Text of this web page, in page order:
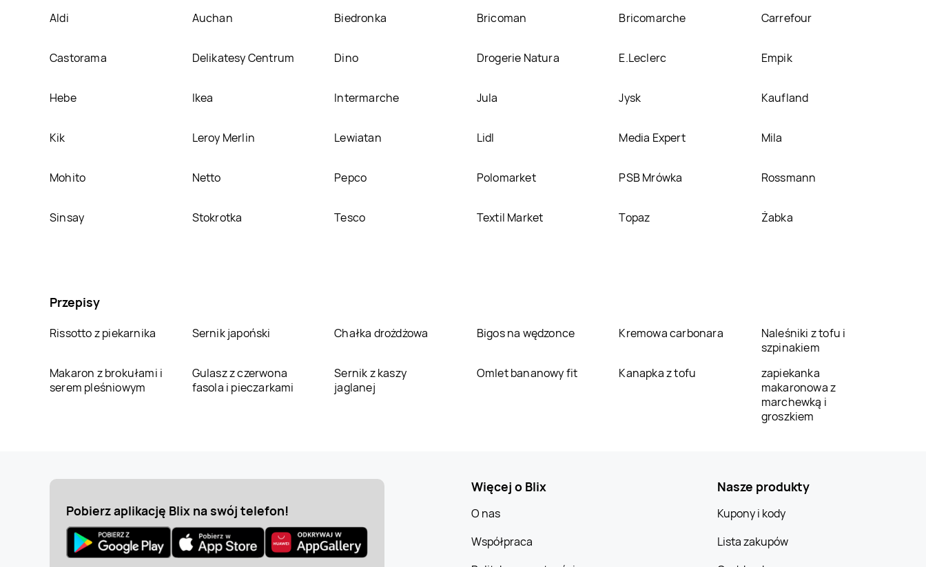
Aldi Auchan Biedronka Bricoman Bricomarche Carrefour
Castorama Delikatesy Centrum Dino Drogerie Natura E.Leclerc Empik
Hebe Ikea Intermarche Jula Jysk Kaufland
Kik Leroy Merlin Lewiatan Lidl Media Expert Mila
Mohito Netto Pepco Polomarket PSB Mrówka Rossmann
Sinsay Stokrotka Tesco Textil Market Topaz Żabka
Przepisy
Rissotto z piekarnika Sernik japoński Chałka drożdżowa Bigos na wędzonce Kremowa carbonara
Naleśniki z tofu i
szpinakiem
Makaron z brokułami i
serem pleśniowym
Gulasz z czerwona
fasola i pieczarkami
Sernik z kaszy
jaglanej
Omlet bananowy fit Kanapka z tofu
zapiekanka
makaronowa z
marchewką i
groszkiem
Pobierz aplikację Blix na swój telefon!
Więcej o Blix
O nas
Współpraca
Nasze produkty
Kupony i kody
Lista zakupów